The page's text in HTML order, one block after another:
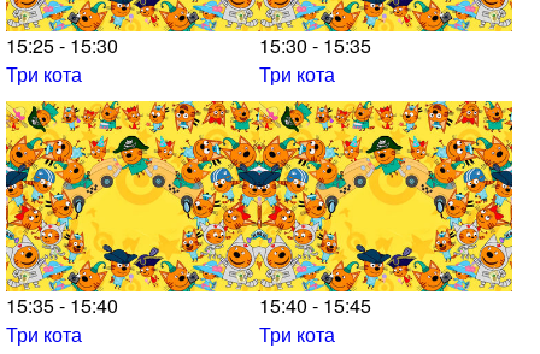
15:25 - 15:30
Три кота
15:30 - 15:35
Три кота
15:35 - 15:40
Три кота
15:40 - 15:45
Три кота